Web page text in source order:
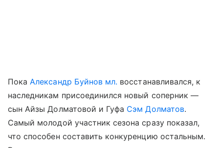
ПокаАлександр Буйнов мл. восстанавливался, к
наследникам присоединился новый соперник —
сын Айзы Долматовой и Гуфа Сэм Долматов.
Самый молодой участник сезона сразу показал,
что способен составить конкуренцию остальным.